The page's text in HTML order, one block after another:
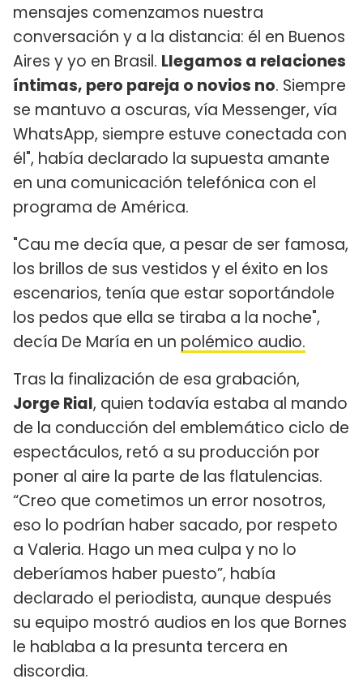
mensajes comenzamos nuestra
conversación y a la distancia: él en Buenos
Aires y yo en Brasil. Llegamos a relaciones
íntimas, pero pareja o novios no. Siempre
se mantuvo a oscuras, vía Messenger, vía
WhatsApp, siempre estuve conectada con
él", había declarado la supuesta amante
en una comunicación telefónica con el
programa de América.
"Cau me decía que, a pesar de ser famosa,
los brillos de sus vestidos y el éxito en los
escenarios, tenía que estar soportándole
los pedos que ella se tiraba a la noche",
decía De María en un polémico audio.
Tras la finalización de esa grabación,
Jorge Rial, quien todavía estaba al mando
de la conducción del emblemático ciclo de
espectáculos, retó a su producción por
poner al aire la parte de las flatulencias.
“Creo que cometimos un error nosotros,
eso lo podrían haber sacado, por respeto
a Valeria. Hago un mea culpa y no lo
deberíamos haber puesto”, había
declarado el periodista, aunque después
su equipo mostró audios en los que Bornes
le hablaba a la presunta tercera en
discordia.